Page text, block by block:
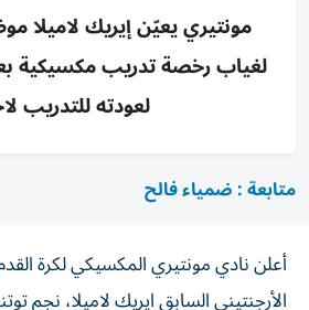
مونتيري يعيّن إيريك لاميلا
لغياب رخصة تدريب مكسيكية
لعودته للتدريب
متابعة : ضمياء فالح
أعلن نادي مونتيري المكسيكي لكرة
الأرجنتيني السابق ايريك لاميلا، نجم